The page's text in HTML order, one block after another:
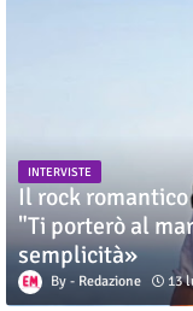
INTERVISTE
Il rock romantico
"Ti porterò al
semplicità»
Redazione 13